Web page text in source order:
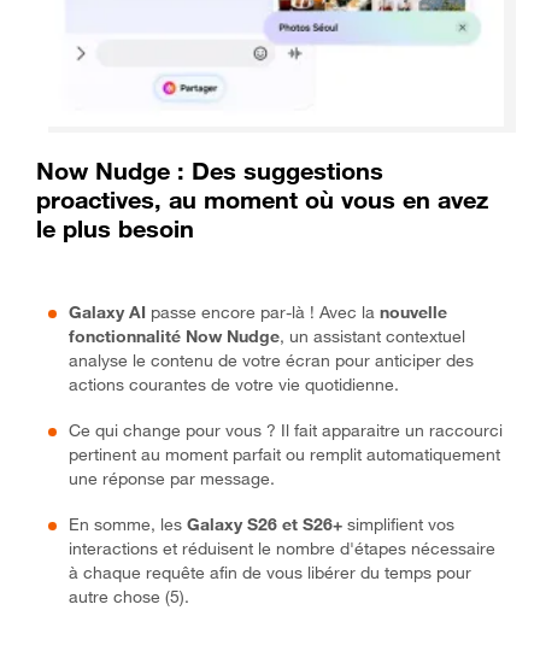
Now Nudge : Des suggestions
proactives, au moment où vous en avez
le plus besoin
Galaxy AI passe encore par-là ! Avec la nouvelle
fonctionnalité Now Nudge, un assistant contextuel
analyse le contenu de votre écran pour anticiper des
actions courantes de votre vie quotidienne.
Ce qui change pour vous ? Il fait apparaitre un raccourci
pertinent au moment parfait ou remplit automatiquement
une réponse par message.
En somme, les Galaxy S26 et S26+ simplifient vos
interactions et réduisent le nombre d'étapes nécessaire
à chaque requête afin de vous libérer du temps pour
autre chose (5).